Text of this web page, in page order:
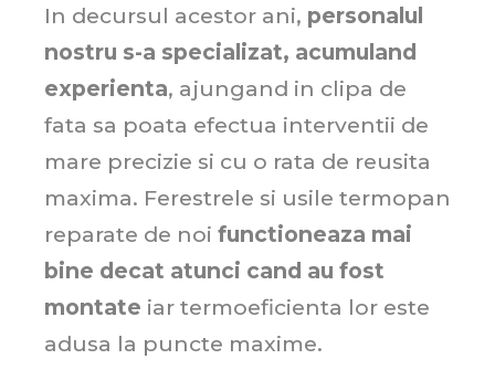
In decursul acestor ani, personalul
nostru s-a specializat, acumuland
experienta, ajungand in clipa de
fata sa poata efectua interventii de
mare precizie si cu o rata de reusita
maxima. Ferestrele si usile termopan
reparate de noi functioneaza mai
bine decat atunci cand au fost
montate iar termoeficienta lor este
adusa la puncte maxime.